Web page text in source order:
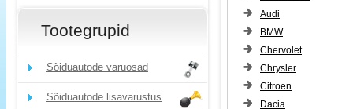
Tootegrupid
Sõiduautode varuosad
Sõiduautode lisavarustus
Audi
BMW
Chervolet
Chrysler
Citroen
Dacia